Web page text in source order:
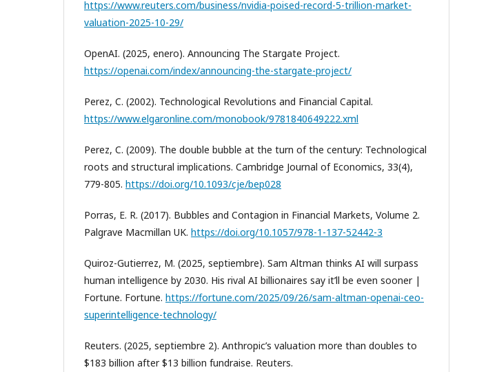
https://www.reuters.com/business/nvidia-poised-record-5-trillion-market-
valuation-2025-10-29/
OpenAI. (2025, enero). Announcing The Stargate Project.
https://openai.com/index/announcing-the-stargate-project/
Perez, C. (2002). Technological Revolutions and Financial Capital.
https://www.elgaronline.com/monobook/9781840649222.xml
Perez, C. (2009). The double bubble at the turn of the century: Technological
roots and structural implications. Cambridge Journal of Economics, 33(4),
779-805. https://doi.org/10.1093/cje/bep028
Porras, E. R. (2017). Bubbles and Contagion in Financial Markets, Volume 2.
Palgrave Macmillan UK. https://doi.org/10.1057/978-1-137-52442-3
Quiroz-Gutierrez, M. (2025, septiembre). Sam Altman thinks AI will surpass
human intelligence by 2030. His rival AI billionaires say it’ll be even sooner |
Fortune. Fortune. https://fortune.com/2025/09/26/sam-altman-openai-ceo-
superintelligence-technology/
Reuters. (2025, septiembre 2). Anthropic’s valuation more than doubles to
$183 billion after $13 billion fundraise. Reuters.